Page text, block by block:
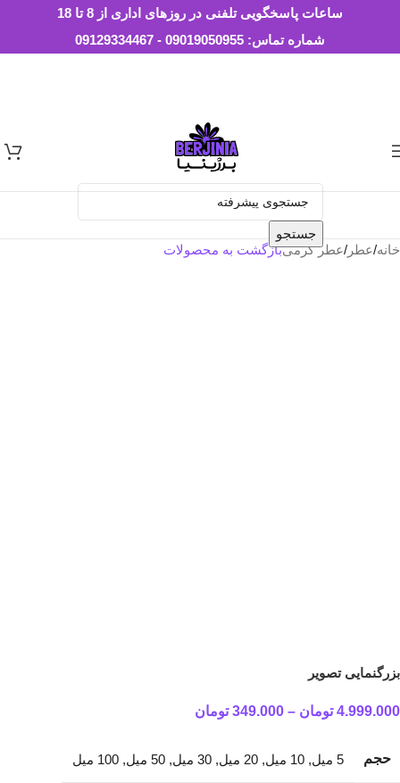
Skip to navigationSkip to main content
ساعات پاسخگویی تلفنی در روزهای اداری از 8 تا 18
شماره تماس: 09019050955 - 09129334467
جستجو
خانه/عطر /عطر گرمیبازگشت به محصولات
بزرگنمایی تصویر
4.999.000 تومان –
349.000 تومان
حجم 5 میل , 10 میل , 20 میل , 30 میل , 50 میل , 100 میل